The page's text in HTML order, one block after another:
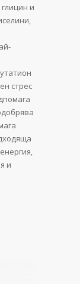
и
стрес
и